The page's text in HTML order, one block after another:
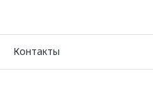
Контакты